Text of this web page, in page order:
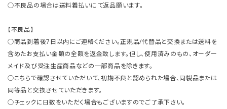
○不良品の場合は送料着払いにて返品願います。
【不良品】
○商品到着後7日以内にご連絡ください。正規品/代替品と交換または送料を
含めたお支払い金額の全額を返金致します。但し、使用済みのもの、オーダー
メイド及び受注生産商品などの一部商品を除きます。
○こちらで確認させていただいて、初期不良と認められた場合、同製品または
同等品と交換させていただきます。
○チェックに日数をいただく場合もございますのでご了承下さい。